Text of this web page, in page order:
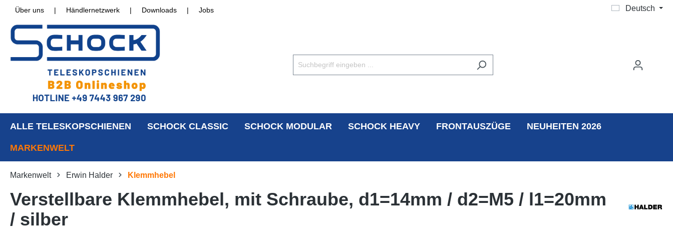
Über uns | Händlernetzwerk | Downloads | Jobs Deutsch
ALLE TELESKOPSCHIENEN SCHOCK CLASSIC SCHOCK MODULAR SCHOCK HEAVY FRONTAUSZÜGE NEUHEITEN 2026
MARKENWELT
Markenwelt Erwin Halder Klemmhebel
Verstellbare Klemmhebel, mit Schraube, d1=14mm / d2=M5 / l1=20mm
/ silber